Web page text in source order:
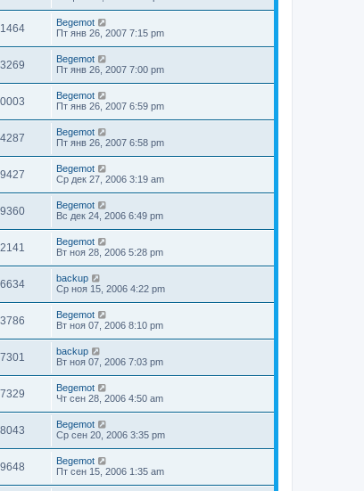
Begemot
Пт янв 26, 2007 7:15 pm
Begemot
Пт янв 26, 2007 7:00 pm
Begemot
Пт янв 26, 2007 6:59 pm
Begemot
Пт янв 26, 2007 6:58 pm
Begemot
Ср дек 27, 2006 3:19 am
Begemot
Вс дек 24, 2006 6:49 pm
Begemot
Вт ноя 28, 2006 5:28 pm
backup
Ср ноя 15, 2006 4:22 pm
Begemot
Вт ноя 07, 2006 8:10 pm
backup
Вт ноя 07, 2006 7:03 pm
Begemot
Чт сен 28, 2006 4:50 am
Begemot
Ср сен 20, 2006 3:35 pm
Begemot
Пт сен 15, 2006 1:35 am